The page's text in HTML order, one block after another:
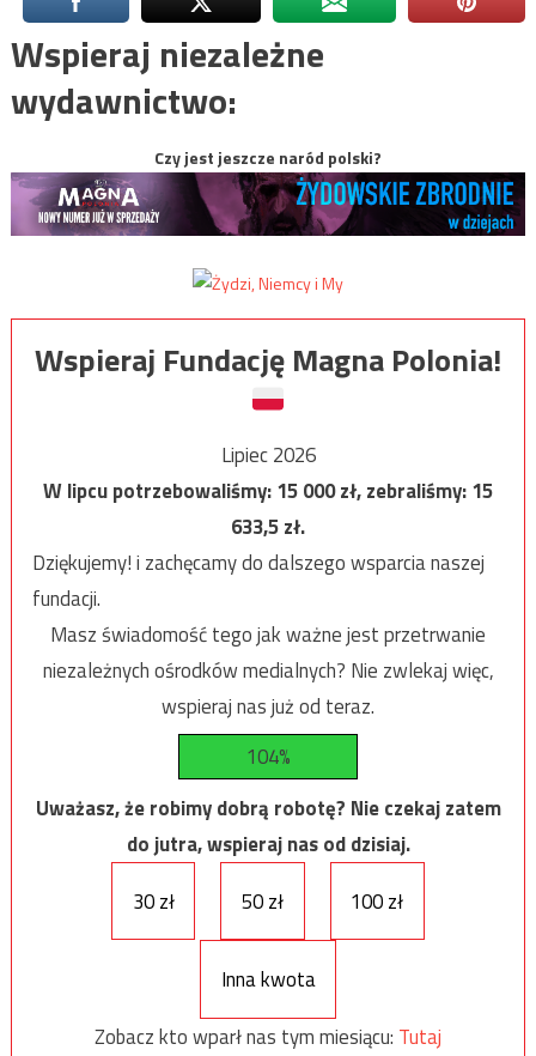
Wspieraj niezależne
wydawnictwo:
Czy jest jeszcze naród polski?
Wspieraj Fundację Magna Polonia!
Lipiec 2026
W lipcu potrzebowaliśmy:15 000zł, zebraliśmy:15
633,5zł.
Dziękujemy! i zachęcamy do dalszego wsparcia naszej
fundacji.
Masz świadomość tego jak ważne jest przetrwanie
niezależnych ośrodków medialnych? Nie zwlekaj więc,
wspieraj nas już od teraz.
104%
Uważasz, że robimy dobrą robotę? Nie czekaj zatem
do jutra, wspieraj nas od dzisiaj.
30 zł
50 zł 100 zł
Inna kwota
Zobacz kto wparł nas tym miesiącu: Tutaj